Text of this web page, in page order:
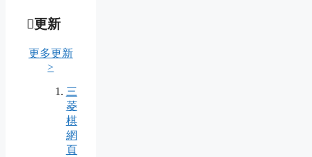
更新
更多更新
>
三
菱
棋
網
頁